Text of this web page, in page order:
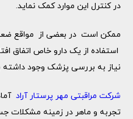
در کنترل این موارد کمک نماید.
ممکن است در بعضی از مواقع
استفاده از یک دارو خاص اتفاق
نیاز به بررسی پزشک وجود داشته
شرکت مراقبتی مهر پرستار آراد
تجربه و ماهر در زمینه مشکلات